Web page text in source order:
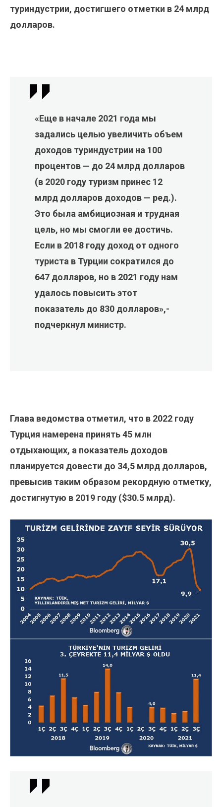
туриндустрии, достигшего отметки в 24 млрд
долларов.
«Еще в начале 2021 года мы
задались целью увеличить объем
доходов туриндустрии на 100
процентов — до 24 млрд долларов
(в 2020 году туризм принес 12
млрд долларов доходов — ред.).
Это была амбициозная и трудная
цель, но мы смогли ее достичь.
Если в 2018 году доход от одного
туриста в Турции сократился до
647 долларов, но в 2021 году нам
удалось повысить этот
показатель до 830 долларов»,-
подчеркнул министр.
Глава ведомства отметил, что в 2022 году
Турция намерена принять 45 млн
отдыхающих, а показатель доходов
планируется довести до 34,5 млрд долларов,
превысив таким образом рекордную отметку,
достигнутую в 2019 году ($30.5 млрд).